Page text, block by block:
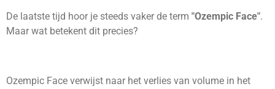
De laatste tijd hoor je steeds vaker de term "Ozempic Face".
Maar wat betekent dit precies?
Ozempic Face verwijst naar het verlies van volume in het